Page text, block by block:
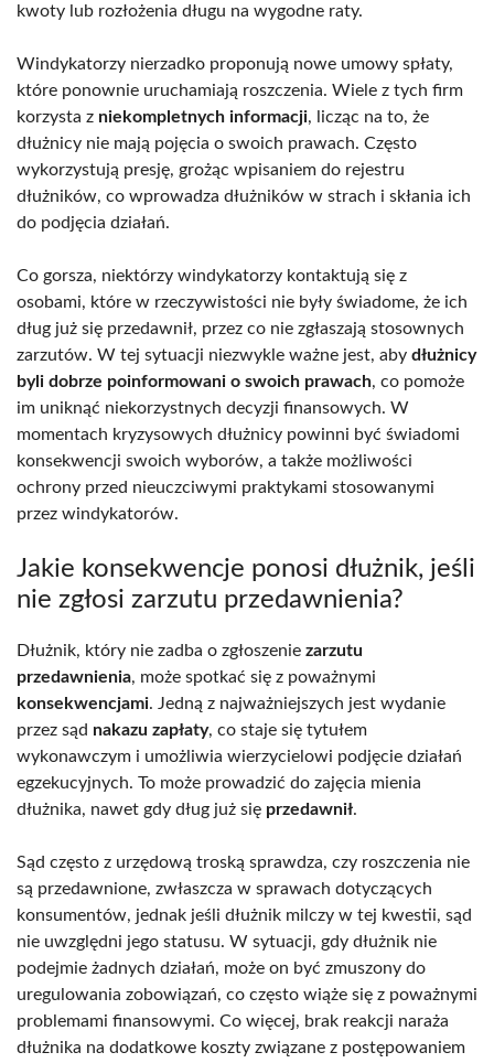
kwoty lub rozłożenia długu na wygodne raty.
Windykatorzy nierzadko proponują nowe umowy spłaty,
które ponownie uruchamiają roszczenia. Wiele z tych firm
korzysta z niekompletnych informacji, licząc na to, że
dłużnicy nie mają pojęcia o swoich prawach. Często
wykorzystują presję, grożąc wpisaniem do rejestru
dłużników, co wprowadza dłużników w strach i skłania ich
do podjęcia działań.
Co gorsza, niektórzy windykatorzy kontaktują się z
osobami, które w rzeczywistości nie były świadome, że ich
dług już się przedawnił, przez co nie zgłaszają stosownych
zarzutów. W tej sytuacji niezwykle ważne jest, aby dłużnicy
byli dobrze poinformowani o swoich prawach, co pomoże
im uniknąć niekorzystnych decyzji finansowych. W
momentach kryzysowych dłużnicy powinni być świadomi
konsekwencji swoich wyborów, a także możliwości
ochrony przed nieuczciwymi praktykami stosowanymi
przez windykatorów.
Jakie konsekwencje ponosi dłużnik, jeśli
nie zgłosi zarzutu przedawnienia?
Dłużnik, który nie zadba o zgłoszenie zarzutu
przedawnienia, może spotkać się z poważnymi
konsekwencjami. Jedną z najważniejszych jest wydanie
przez sąd nakazu zapłaty, co staje się tytułem
wykonawczym i umożliwia wierzycielowi podjęcie działań
egzekucyjnych. To może prowadzić do zajęcia mienia
dłużnika, nawet gdy dług już się przedawnił.
Sąd często z urzędową troską sprawdza, czy roszczenia nie
są przedawnione, zwłaszcza w sprawach dotyczących
konsumentów, jednak jeśli dłużnik milczy w tej kwestii, sąd
nie uwzględni jego statusu. W sytuacji, gdy dłużnik nie
podejmie żadnych działań, może on być zmuszony do
uregulowania zobowiązań, co często wiąże się z poważnymi
problemami finansowymi. Co więcej, brak reakcji naraża
dłużnika na dodatkowe koszty związane z postępowaniem